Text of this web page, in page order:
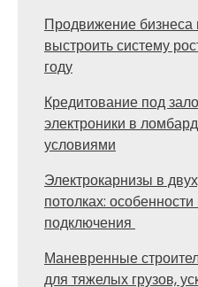
Продвижение бизнеса
выстроить систему
году
Кредитование под
электроники в
условиями
Электрокарнизы в
потолках:
подключения
Маневренные
для тяжелых грузов,